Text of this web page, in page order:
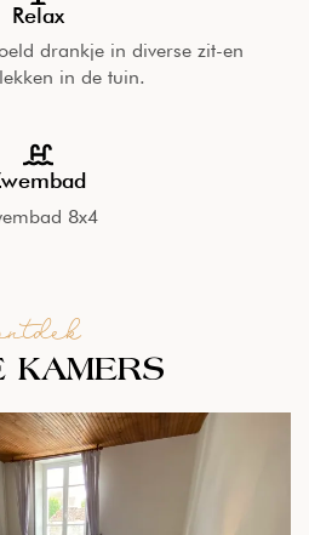
Relax
drankje in diverse zit-en
in de tuin.
8x4
KAMERS